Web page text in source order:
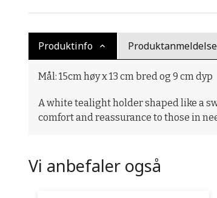
Produktinfo
Mål: 15cm høy x 13 cm bred og 9 cm dyp
A white tealight holder shaped like a
comfort and reassurance to those in
Vi anbefaler også